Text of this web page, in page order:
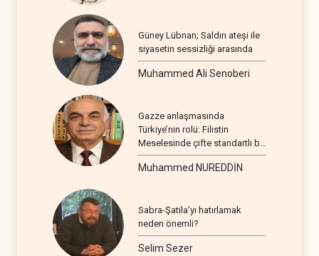
Güney Lübnan; Saldırı ateşi ile
siyasetin sessizliği arasında
Muhammed Ali Senoberi
Gazze anlaşmasında
Türkiye’nin rolü: Filistin
Meselesinde çifte standartlı bir
seyir
Muhammed NUREDDİN
Sabra-Şatila’yı hatırlamak
neden önemli?
Selim Sezer